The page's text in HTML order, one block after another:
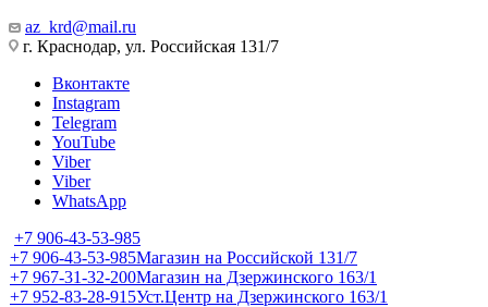
az_krd@mail.ru
г. Краснодар, ул. Российская 131/7
Вконтакте
Instagram
Telegram
YouTube
Viber
Viber
WhatsApp
+7 906-43-53-985
+7 906-43-53-985Магазин на Российской 131/7
+7 967-31-32-200Магазин на Дзержинского 163/1
+7 952-83-28-915Уст.Центр на Дзержинского 163/1